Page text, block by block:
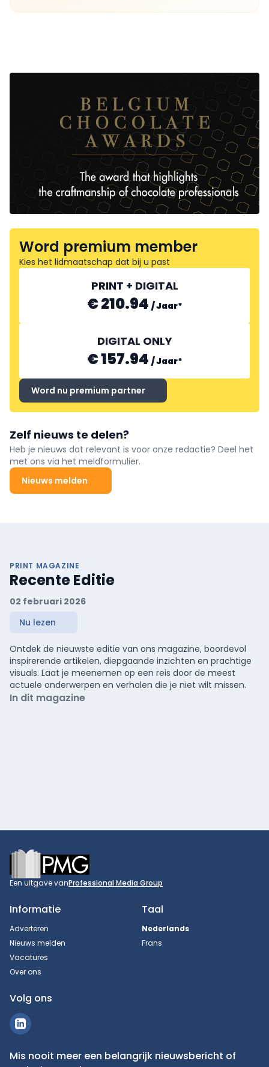
Word premium member
Kies het lidmaatschap dat bij u past
PRINT + DIGITAL
€ 210.94 /Jaar*
DIGITAL ONLY
€ 157.94 /Jaar*
Word nu premium partner
Zelf nieuws te delen?
Heb je nieuws dat relevant is voor onze redactie? Deel het
met ons via het meldformulier.
Nieuws melden
PRINT MAGAZINE
Recente Editie
02 februari 2026
Nu lezen
Ontdek de nieuwste editie van ons magazine, boordevol
inspirerende artikelen, diepgaande inzichten en prachtige
visuals. Laat je meenemen op een reis door de meest
actuele onderwerpen en verhalen die je niet wilt missen.
In dit magazine
Footer
Een uitgave vanProfessional Media Group
Informatie
Adverteren
Nieuws melden
Vacatures
Over ons
Taal
Nederlands
Frans
Volg ons
Mis nooit meer een belangrijk nieuwsbericht of